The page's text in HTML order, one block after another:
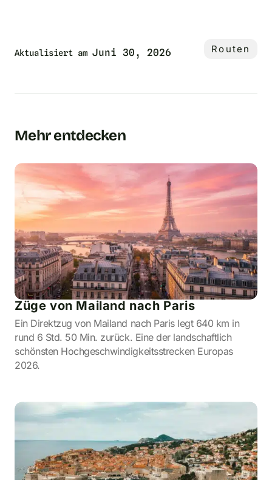
Aktualisiert am Juni 30, 2026 Routen
Mehr entdecken
Züge von Mailand nach Paris
Ein Direktzug von Mailand nach Paris legt 640 km in
rund 6 Std. 50 Min. zurück. Eine der landschaftlich
schönsten Hochgeschwindigkeitsstrecken Europas
2026.